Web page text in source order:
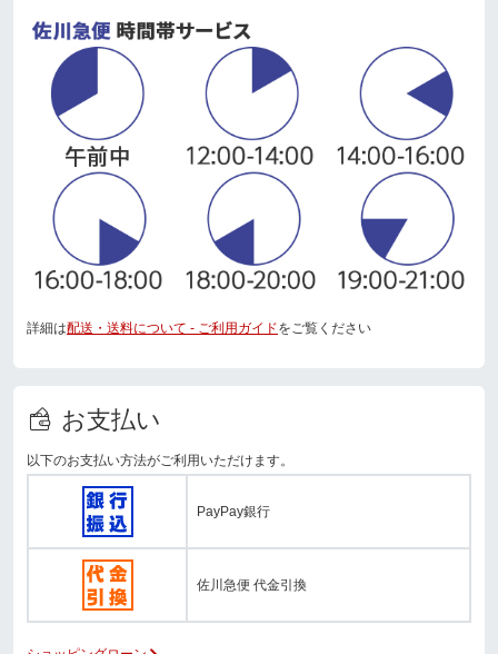
詳細は配送・送料について - ご利用ガイドをご覧ください
お支払い
以下のお支払い方法がご利用いただけます。
PayPay銀行
佐川急便 代金引換